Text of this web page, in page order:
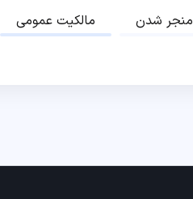
مالکیت عمومی منجر شدن